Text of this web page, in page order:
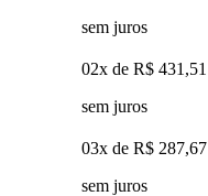
sem juros
02x de R$ 431,51
sem juros
03x de R$ 287,67
sem juros